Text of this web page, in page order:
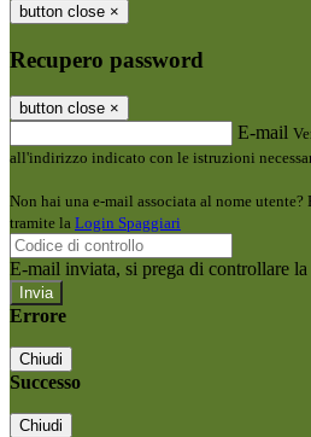
button close ×
Recupero password
button close ×
E-mail
all'indirizzo indicato con le istruzioni
Non hai una e-mail associata al nome
tramite la Login Spaggiari
E-mail inviata, si prega di controllare
Errore
Chiudi
Successo
Chiudi